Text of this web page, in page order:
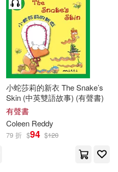
小蛇莎莉的新衣 The Snake’s
Skin (中英雙語故事) (有聲書)
有聲書
Coleen Reddy
79 折 $94 $120